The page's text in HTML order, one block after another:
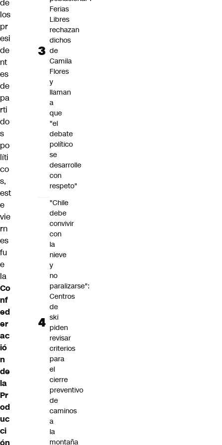
de
los
pr
esi
de
nt
es
de
pa
rti
do
s
po
líti
co
s,
est
e
vie
rn
es
fu
e
la
Co
nf
ed
er
ac
ió
n
de
la
Pr
od
uc
ci
ón
Ferias
Libres
rechazan
dichos
de
Camila
Flores
y
llaman
a
que
"el
debate
político
se
desarrolle
con
respeto"
"Chile
debe
convivir
con
la
nieve
y
no
paralizarse":
Centros
de
ski
piden
revisar
criterios
para
el
cierre
preventivo
de
caminos
a
la
montaña